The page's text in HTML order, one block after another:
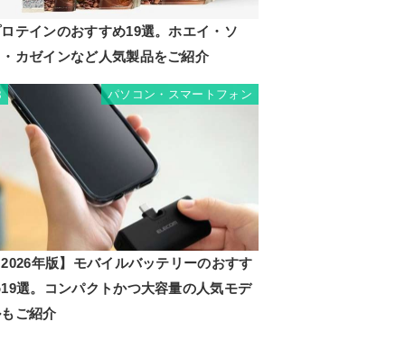
テインのおすすめ19選。ホエイ・ソ
カゼインなど人気製品をご紹介
パソコン・スマートフォン
年版】モバイルバッテリーのおすす
選。コンパクトかつ大容量の人気モデ
ご紹介